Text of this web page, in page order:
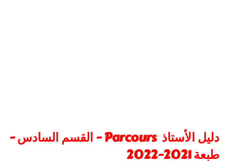
دليل الأستاذ Parcours - القسم السادس -
طبعة 2021-2022